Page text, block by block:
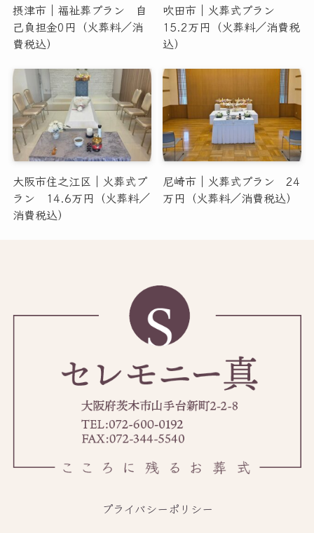
摂津市｜福祉葬プラン 自
己負担金0円（火葬料／消
費税込）
吹田市｜火葬式プラン
15.2万円（火葬料／消費税
込）
大阪市住之江区｜火葬式プ
ラン 14.6万円（火葬料／
消費税込）
尼崎市｜火葬式プラン 24
万円（火葬料／消費税込）
プライバシーポリシー